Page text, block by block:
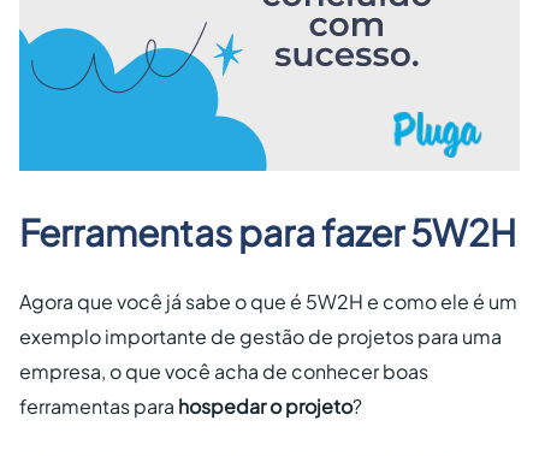
Ferramentas para fazer 5W2H
Agora que você já sabe o que é 5W2H e como ele é um
exemplo importante de gestão de projetos para uma
empresa, o que você acha de conhecer boas
ferramentas para hospedar o projeto?